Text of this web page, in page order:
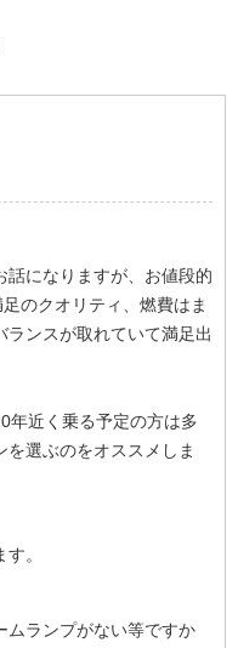
話になりますが、お値段的
のクオリティ、燃費はま
ンスが取れていて満足出
年近く乗る予定の方は多
選ぶのをオススメしま
。
ムランプがない等ですか